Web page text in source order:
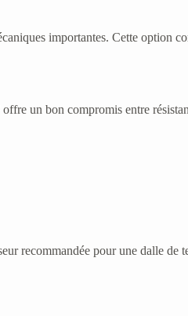
importantes. Cette option
un bon compromis entre
recommandée pour une dalle de